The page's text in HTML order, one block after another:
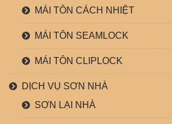
MÁI TÔN CÁCH NHIỆT
MÁI TÔN SEAMLOCK
MÁI TÔN CLIPLOCK
DỊCH VỤ SƠN NHÀ
SƠN LẠI NHÀ